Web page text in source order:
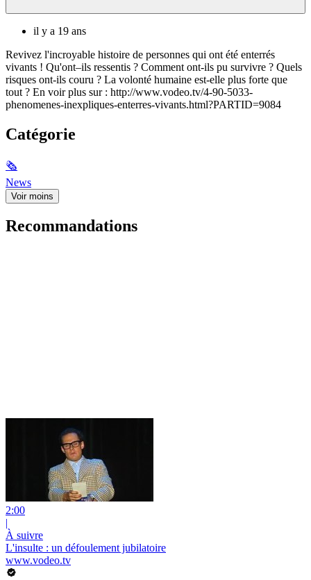
il y a 19 ans
Revivez l'incroyable histoire de personnes qui ont été enterrés
vivants ! Qu'ont–ils ressentis ? Comment ont-ils pu survivre ? Quels
risques ont-ils couru ? La volonté humaine est-elle plus forte que
tout ? En voir plus sur : http://www.vodeo.tv/4-90-5033-
phenomenes-inexpliques-enterres-vivants.html?PARTID=9084
Catégorie
🗞
News
Voir moins
Recommandations
2:00
|
À suivre
L'insulte : un défoulement jubilatoire
www.vodeo.tv